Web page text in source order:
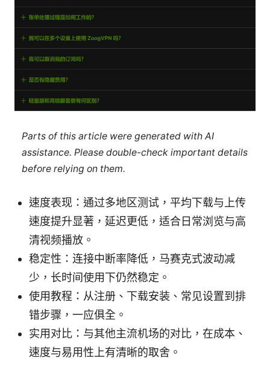
Parts of this article were generated with AI
assistance. Please double-check important details
before relying on them.
速度表现：通过多地区测试，平均下载与上传
速度提升显著，延迟更低，适合日常浏览与高
清视频播放。
稳定性：连接中断率降低，马赛克式波动减
少，长时间使用下仍然稳定。
使用教程：从注册、下载安装、常见设置到排
错步骤，一应俱全。
实用对比：与其他主流机场的对比，在成本、
速度与易用性上有清晰的取舍。